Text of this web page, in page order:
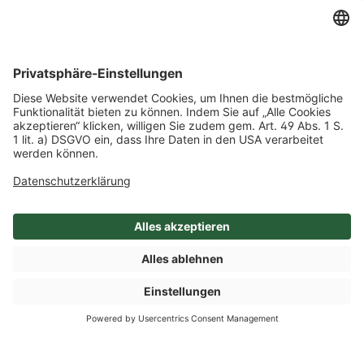
SHOP
BIO Puffreis
1 / Packung
Mehr Info nach Anmeldung